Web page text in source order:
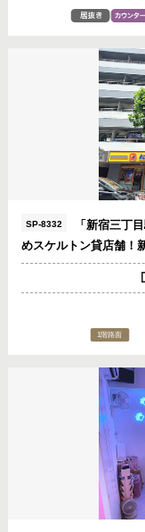
SP-8332
「新宿三丁
めスケルトン貸店舗！